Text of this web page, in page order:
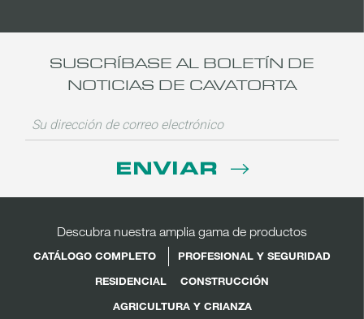
SUSCRÍBASE AL BOLETÍN DE
NOTICIAS DE CAVATORTA
ENVIAR
Descubra nuestra amplia gama de productos
CATÁLOGO COMPLETO
PROFESIONAL Y SEGURIDAD
RESIDENCIAL
CONSTRUCCIÓN
AGRICULTURA Y CRIANZA